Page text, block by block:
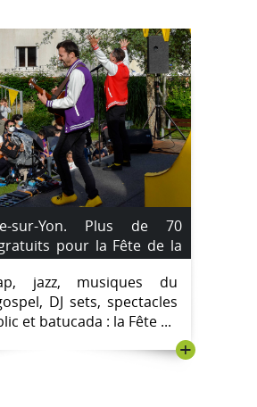
sur-Yon. Plus de 70
pour la Fête de la
Le Programme.
jazz, musiques du
DJ sets, spectacles
et batucada : la Fête ...
+